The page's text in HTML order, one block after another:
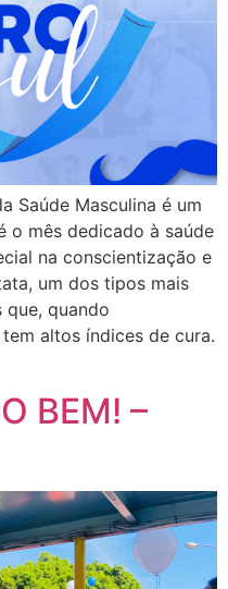
Saúde Masculina é um
o mês dedicado à saúde
na conscientização e
um dos tipos mais
que, quando
altos índices de cura.
BEM! –